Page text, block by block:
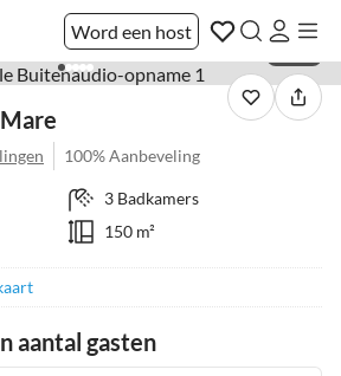
Word een host
100% Aanbeveling
3 Badkamers
150 m²
aantal gasten